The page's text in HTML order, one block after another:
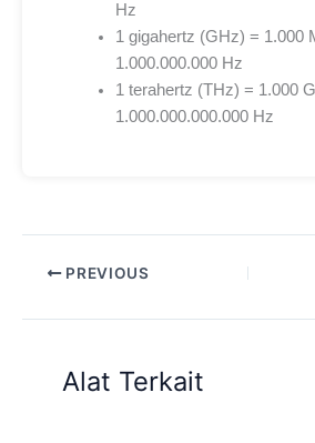
Hz
1 gigahertz (GHz) = 1.000
1.000.000.000 Hz
1 terahertz (THz) = 1.000
1.000.000.000.000 Hz
PREVIOUS
Alat Terkait